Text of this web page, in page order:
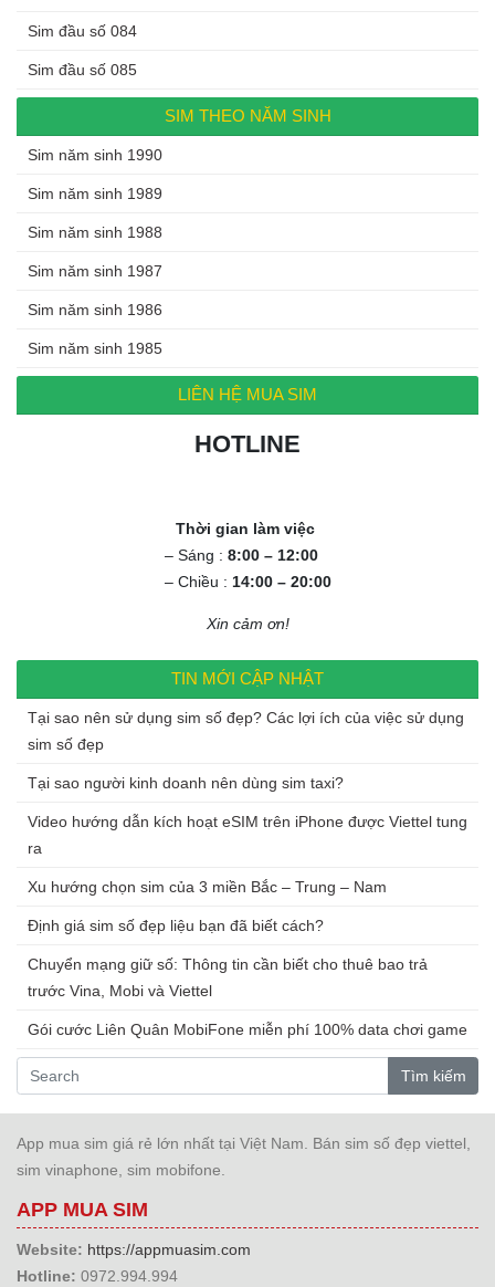
Sim đầu số 084
Sim đầu số 085
SIM THEO NĂM SINH
Sim năm sinh 1990
Sim năm sinh 1989
Sim năm sinh 1988
Sim năm sinh 1987
Sim năm sinh 1986
Sim năm sinh 1985
LIÊN HỆ MUA SIM
HOTLINE
Thời gian làm việc
– Sáng : 8:00 – 12:00
– Chiều : 14:00 – 20:00
Xin cảm ơn!
TIN MỚI CẬP NHẬT
Tại sao nên sử dụng sim số đẹp? Các lợi ích của việc sử dụng
sim số đẹp
Tại sao người kinh doanh nên dùng sim taxi?
Video hướng dẫn kích hoạt eSIM trên iPhone được Viettel tung
ra
Xu hướng chọn sim của 3 miền Bắc – Trung – Nam
Định giá sim số đẹp liệu bạn đã biết cách?
Chuyển mạng giữ số: Thông tin cần biết cho thuê bao trả
trước Vina, Mobi và Viettel
Gói cước Liên Quân MobiFone miễn phí 100% data chơi game
Tìm kiếm
App mua sim giá rẻ lớn nhất tại Việt Nam. Bán sim số đẹp viettel,
sim vinaphone, sim mobifone.
APP MUA SIM
Website: https://appmuasim.com
Hotline: 0972.994.994